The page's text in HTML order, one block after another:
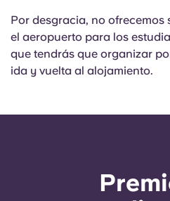
Por desgracia, no ofrecemos
el aeropuerto para los
que tendrás que organizar
ida y vuelta al alojamiento.